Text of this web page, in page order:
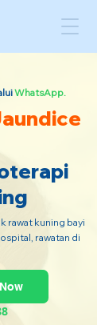
WhatsApp.
rawat kuning bayi
rawatan di